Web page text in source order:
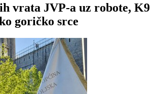
vrata JVP-a uz robote, K9
goričko srce